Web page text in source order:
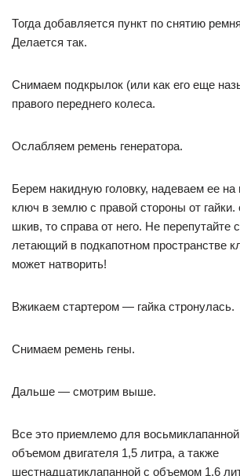
Тогда добавляется пункт по снятию
Делается так.
Снимаем подкрылок (или как его еще
правого переднего колеса.
Ослабляем ремень генератора.
Берем накидную головку, надеваем ее на
ключ в землю с правой стороны от гайки.
шкив, то справа от него. Не перепутайте
летающий в подкапотном пространстве
может натворить!
Вжикаем стартером — гайка стронулась.
Снимаем ремень гены.
Дальше — смотрим выше.
Все это приемлемо для восьмиклапанной
объемом двигателя 1,5 литра, а также
шестнадцатиклапанной с объемом 1,6